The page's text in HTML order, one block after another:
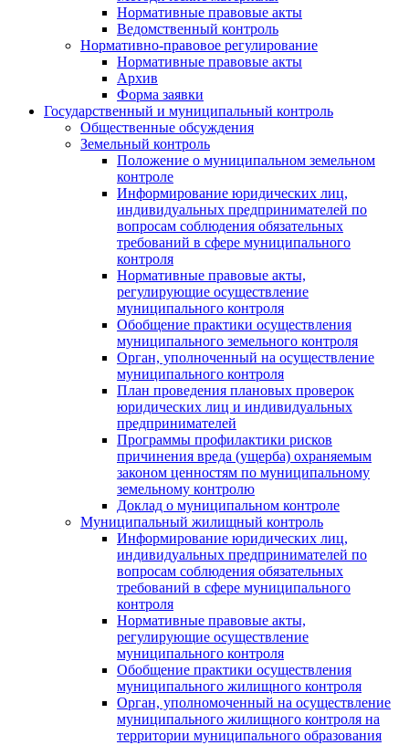
Нормативные правовые акты
Ведомственный контроль
Нормативно-правовое регулирование
Нормативные правовые акты
Архив
Форма заявки
Государственный и муниципальный контроль
Общественные обсуждения
Земельный контроль
Положение о муниципальном земельном
контроле
Информирование юридических лиц,
индивидуальных предпринимателей по
вопросам соблюдения обязательных
требований в сфере муниципального
контроля
Нормативные правовые акты,
регулирующие осуществление
муниципального контроля
Обобщение практики осуществления
муниципального земельного контроля
Орган, уполноченный на осуществление
муниципального контроля
План проведения плановых проверок
юридических лиц и индивидуальных
предпринимателей
Программы профилактики рисков
причинения вреда (ущерба) охраняемым
законом ценностям по муниципальному
земельному контролю
Доклад о муниципальном контроле
Муниципальный жилищный контроль
Информирование юридических лиц,
индивидуальных предпринимателей по
вопросам соблюдения обязательных
требований в сфере муниципального
контроля
Нормативные правовые акты,
регулирующие осуществление
муниципального контроля
Обобщение практики осуществления
муниципального жилищного контроля
Орган, уполномоченный на осуществление
муниципального жилищного контроля на
территории муниципального образования